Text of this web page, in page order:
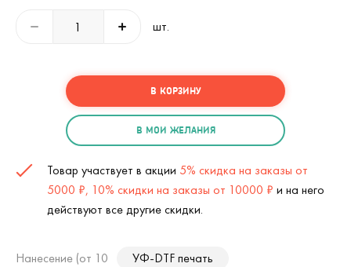
шт.
В КОРЗИНУ
В МОИ ЖЕЛАНИЯ
Товар участвует в акции 5% скидка на заказы от
5000 ₽, 10% скидки на заказы от 10000 ₽ и на него
действуют все другие скидки.
Нанесение (от 10
УФ-DTF печать